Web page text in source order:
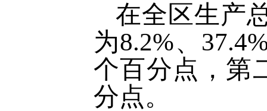
在全区生产
为8.2%、
个百分点，第
分点。